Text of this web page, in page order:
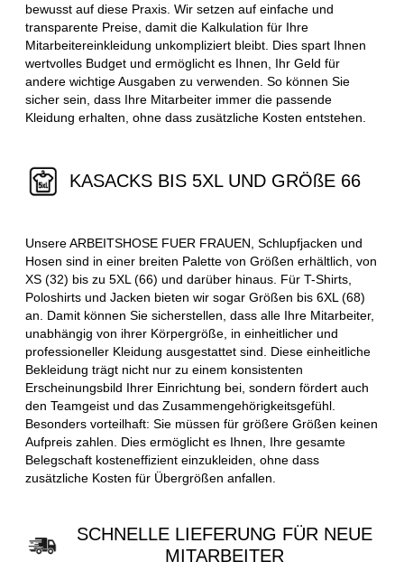
bewusst auf diese Praxis. Wir setzen auf einfache und
transparente Preise, damit die Kalkulation für Ihre
Mitarbeitereinkleidung unkompliziert bleibt. Dies spart Ihnen
wertvolles Budget und ermöglicht es Ihnen, Ihr Geld für
andere wichtige Ausgaben zu verwenden. So können Sie
sicher sein, dass Ihre Mitarbeiter immer die passende
Kleidung erhalten, ohne dass zusätzliche Kosten entstehen.
KASACKS BIS 5XL UND GRÖßE 66
Unsere ARBEITSHOSE FUER FRAUEN, Schlupfjacken und
Hosen sind in einer breiten Palette von Größen erhältlich, von
XS (32) bis zu 5XL (66) und darüber hinaus. Für T-Shirts,
Poloshirts und Jacken bieten wir sogar Größen bis 6XL (68)
an. Damit können Sie sicherstellen, dass alle Ihre Mitarbeiter,
unabhängig von ihrer Körpergröße, in einheitlicher und
professioneller Kleidung ausgestattet sind. Diese einheitliche
Bekleidung trägt nicht nur zu einem konsistenten
Erscheinungsbild Ihrer Einrichtung bei, sondern fördert auch
den Teamgeist und das Zusammengehörigkeitsgefühl.
Besonders vorteilhaft: Sie müssen für größere Größen keinen
Aufpreis zahlen. Dies ermöglicht es Ihnen, Ihre gesamte
Belegschaft kosteneffizient einzukleiden, ohne dass
zusätzliche Kosten für Übergrößen anfallen.
SCHNELLE LIEFERUNG FÜR NEUE
MITARBEITER